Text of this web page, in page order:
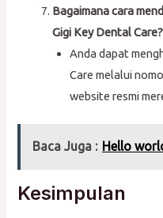
Bagaimana cara
Gigi Key Dental Care?
Anda dapat
Care melalui
website resmi
Baca Juga : Hello
Kesimpulan